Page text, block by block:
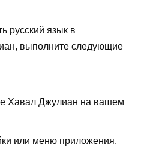
русский язык в
выполните следующие
Хавал Джулиан на вашем
или меню приложения.